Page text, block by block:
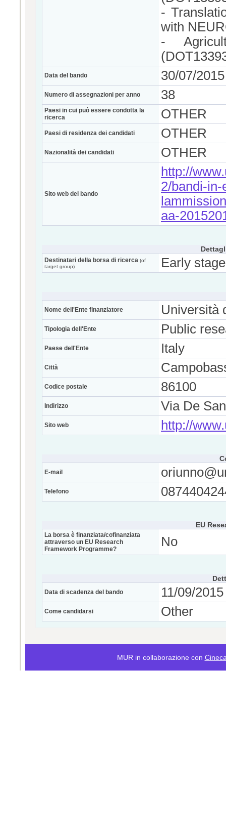
-
with
-
Data del bando 30/07/2015
Numero di assegnazioni per anno 38
Paesi in cui può essere condotta la
ricerca
OTHER
Paesi di residenza dei candidati OTHER
Nazionalità dei candidati OTHER
Sito web del bando
http://
2/bandi-
aa-
Destinatari della borsa di ricerca (of
target group)
Early
Nome dell'Ente finanziatore Università
Tipologia dell'Ente Public
Paese dell'Ente Italy
Città
Codice postale 86100
Indirizzo Via De
Sito web http://
E-mail
Telefono
EU
La borsa è finanziata/cofinanziata
attraverso un EU Research
Framework Programme?
No
Data di scadenza del bando 11/09/
Come candidarsi Other
MUR in collaborazione con